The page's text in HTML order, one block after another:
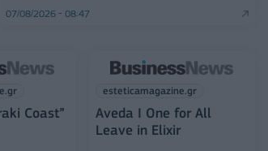
07/08/2026 - 08:47
Coast”
esteticamagazine.gr
Aveda I One for All
Leave in Elixir